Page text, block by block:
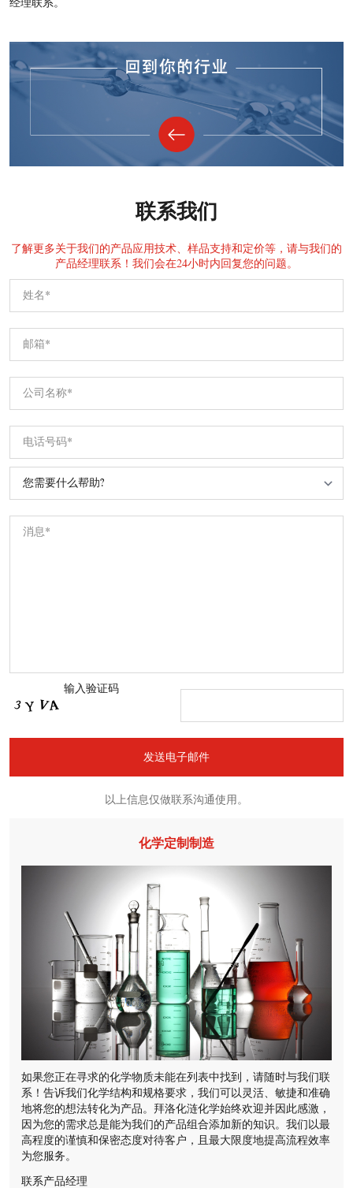
化学定制制造
如果您正在寻求的化学物质未能在列表中找到，请随时与我们联
系！告诉我们化学结构和规格要求，我们可以灵活、敏捷和准确
地将您的想法转化为产品。拜洛化涟化学始终欢迎并因此感激，
因为您的需求总是能为我们的产品组合添加新的知识。我们以最
高程度的谨慎和保密态度对待客户，且最大限度地提高流程效率
为您服务。
联系产品经理
经理联系。
联系我们
了解更多关于我们的产品应用技术、样品支持和定价等，请与我们的
产品经理联系！我们会在24小时内回复您的问题。
输入验证码
以上信息仅做联系沟通使用。